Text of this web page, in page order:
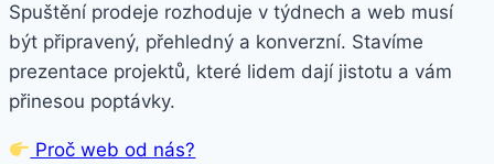
Spuštění prodeje rozhoduje v týdnech a web musí
být připravený, přehledný a konverzní. Stavíme
prezentace projektů, které lidem dají jistotu a vám
přinesou poptávky.
Proč web od nás?